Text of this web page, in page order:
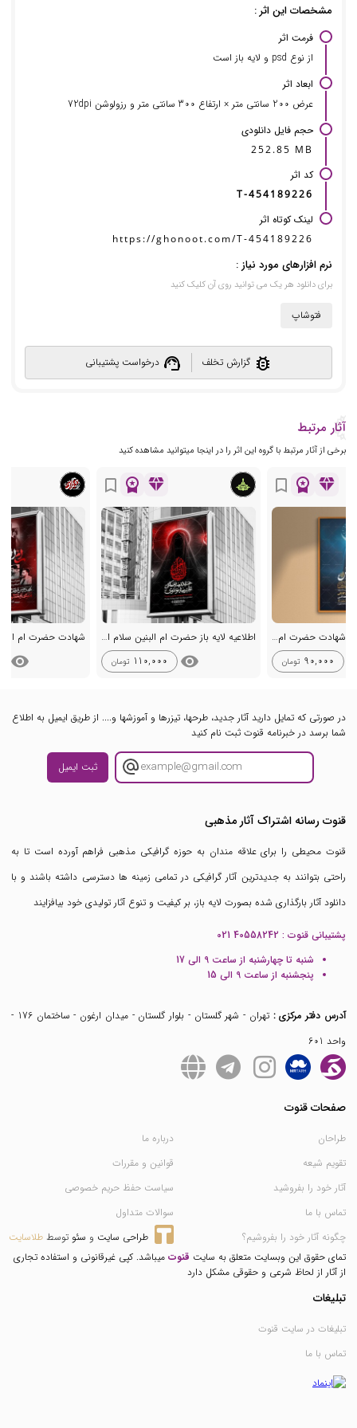
مشخصات این اثر :
فرمت اثر
از نوع psd و لایه باز است
ابعاد اثر
عرض 200 سانتی متر × ارتفاع 300 سانتی متر و رزولوشن 72dpi
حجم فایل دانلودی
252.85 MB
کد اثر
T-454189226
لینک کوتاه اثر
https://ghonoot.com/T-454189226
نرم افزارهای مورد نیاز :
برای دانلود هر یک می توانید روی آن کلیک کنید
فتوشاپ
bug_report گزارش تخلف support_agent درخواست پشتیبانی
آثار مرتبط
برخی از آثار مرتبط با گروه این اثر را در اینجا میتوانید مشاهده کنید
diamond
workspace_premium
bookmark_border
طرح لایه باز عزاداری شهادت حضرت ام البنین س + استوری
90,000 تومان
diamond
workspace_premium
bookmark_border
اطلاعیه لایه باز حضرت ام البنین سلام الله علیها
visibility
110,000 تومان
شهادت حضرت ام
visibility
در صورتی که تمایل دارید آثار جدید، طرحها، تیزرها و آموزشها و.... از طریق ایمیل به اطلاع
شما برسد در خبرنامه قنوت ثبت نام کنید
ثبت ایمیل
قنوت رسانه اشتراک آثار مذهبی
قنوت محیطی را برای علاقه مندان به حوزه گرافیکی مذهبی فراهم آورده است تا به
راحتی بتوانند به جدیدترین آثار گرافیکی در تمامی زمینه ها دسترسی داشته باشند و با
دانلود آثار بارگذاری شده بصورت لایه باز، بر کیفیت و تنوع آثار تولیدی خود بیافزایند
پشتیبانی قنوت : 021 40558242
شنبه تا چهارشنبه از ساعت 9 الی 17
پنجشنبه از ساعت 9 الی 15
آدرس دفتر مرکزی :
تهران - شهر گلستان - بلوار گلستان - میدان ارغون - ساختمان 176 -
واحد 601
صفحات قنوت
طراحان
تقویم شیعه
آثار خود را بفروشید
تماس با ما
چگونه آثار خود را بفروشیم؟
درباره ما
قوانین و مقررات
سیاست حفظ حریم خصوصی
سوالات متداول
طراحی سایت و سئو توسط طلاسایت
تمای حقوق این وبسایت متعلق به سایت قنوت میباشد. کپی غیرقانونی و استفاده تجاری
از آثار از لحاظ شرعی و حقوقی مشکل دارد
تبلیغات
تبلیغات در سایت قنوت
تماس با ما